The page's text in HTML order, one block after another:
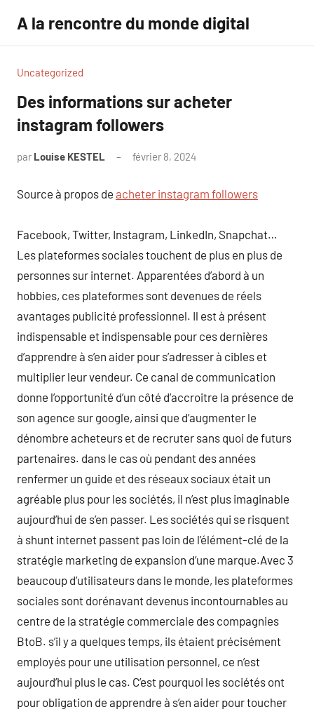
contenu
A la rencontre du monde digital
Uncategorized
Des informations sur acheter
instagram followers
par Louise KESTEL février 8, 2024
Source à propos de acheter instagram followers
Facebook, Twitter, Instagram, LinkedIn, Snapchat…
Les plateformes sociales touchent de plus en plus de
personnes sur internet. Apparentées d’abord à un
hobbies, ces plateformes sont devenues de réels
avantages publicité professionnel. Il est à présent
indispensable et indispensable pour ces dernières
d’apprendre à s’en aider pour s’adresser à cibles et
multiplier leur vendeur. Ce canal de communication
donne l’opportunité d’un côté d’accroitre la présence de
son agence sur google, ainsi que d’augmenter le
dénombre acheteurs et de recruter sans quoi de futurs
partenaires. dans le cas où pendant des années
renfermer un guide et des réseaux sociaux était un
agréable plus pour les sociétés, il n’est plus imaginable
aujourd’hui de s’en passer. Les sociétés qui se risquent
à shunt internet passent pas loin de l’élément-clé de la
stratégie marketing de expansion d’une marque.Avec 3
beaucoup d’utilisateurs dans le monde, les plateformes
sociales sont dorénavant devenus incontournables au
centre de la stratégie commerciale des compagnies
BtoB. s’il y a quelques temps, ils étaient précisément
employés pour une utilisation personnel, ce n’est
aujourd’hui plus le cas. C’est pourquoi les sociétés ont
pour obligation de apprendre à s’en aider pour toucher